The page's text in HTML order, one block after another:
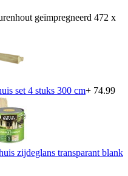
geïmpregneerd 472 x
set 4 stuks 300 cm+ 74.99
zijdeglans transparant blank